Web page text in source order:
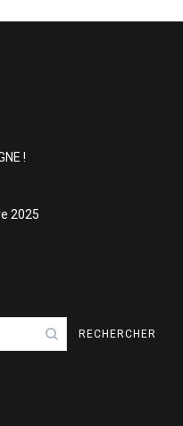
!
2025